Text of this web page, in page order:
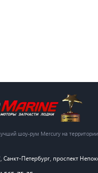
шоу-рум Mercury на
, Санкт-Петербург, проспект